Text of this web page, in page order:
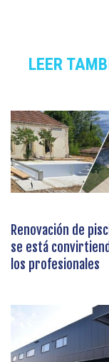
LEER
Renovación de
se está
los profesionales